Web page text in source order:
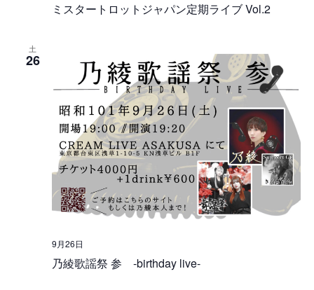
ミスタートロットジャパン定期ライブ Vol.2
土
26
乃綾歌謡祭 参 -birthday live-
9月26日